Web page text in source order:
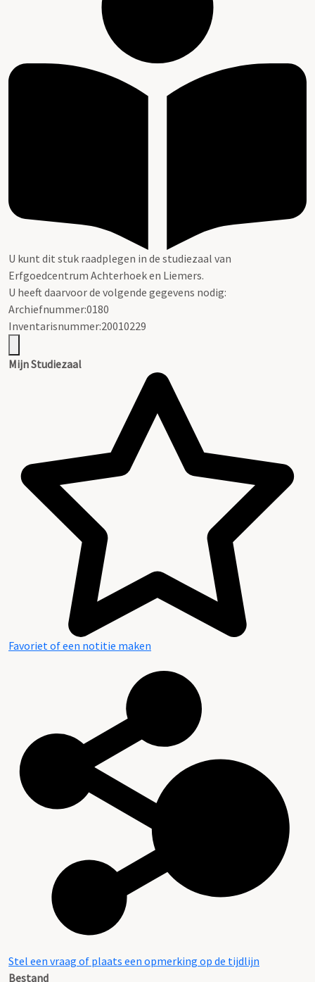
U kunt dit stuk raadplegen in de studiezaal van
Erfgoedcentrum Achterhoek en Liemers.
U heeft daarvoor de volgende gegevens nodig:
Archiefnummer:0180
Inventarisnummer:20010229
Mijn Studiezaal
Favoriet of een notitie maken
Stel een vraag of plaats een opmerking op de tijdlijn
Bestand